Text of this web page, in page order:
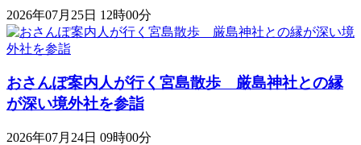
2026年07月25日 12時00分
おさんぽ案内人が行く宮島散歩 厳島神社との縁
が深い境外社を参詣
2026年07月24日 09時00分